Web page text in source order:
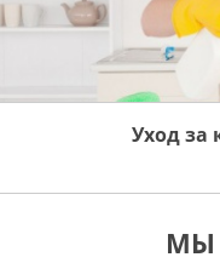
Уход за
МЫ